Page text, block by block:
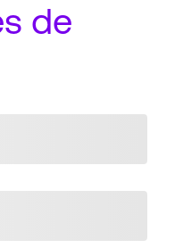
de